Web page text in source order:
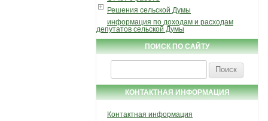
Решения сельской Думы
информация по доходам и расходам
депутатов сельской Думы
ПОИСК ПО САЙТУ
КОНТАКТНАЯ ИНФОРМАЦИЯ
Контактная информация